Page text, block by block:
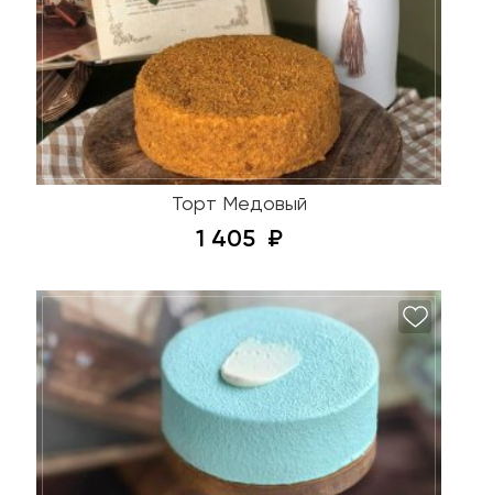
Торт Медовый
1 405